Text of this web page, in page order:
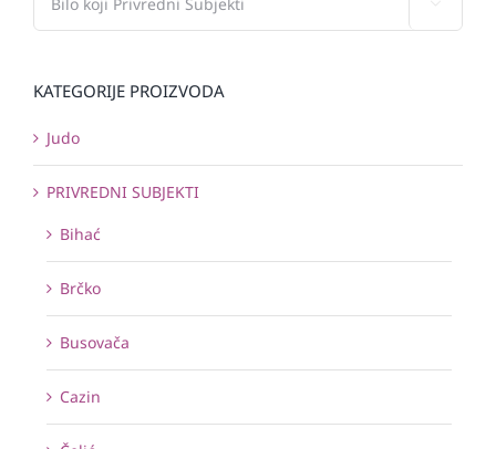
KATEGORIJE PROIZVODA
Judo
PRIVREDNI SUBJEKTI
Bihać
Brčko
Busovača
Cazin